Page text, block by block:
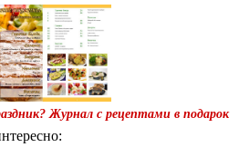
Журнал с рецептами в подарок